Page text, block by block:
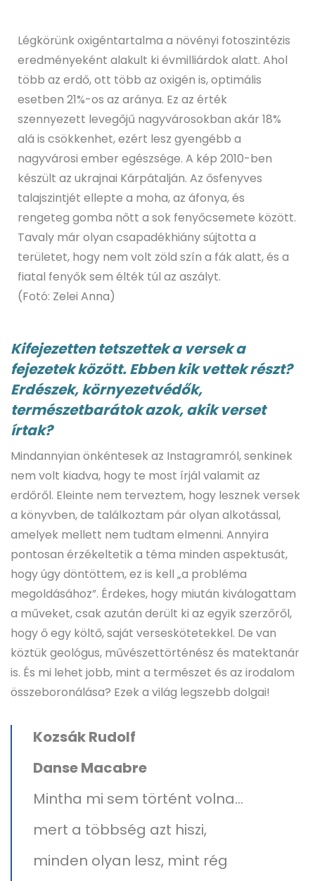
Légkörünk oxigéntartalma a növényi fotoszintézis
eredményeként alakult ki évmilliárdok alatt. Ahol
több az erdő, ott több az oxigén is, optimális
esetben 21%-os az aránya. Ez az érték
szennyezett levegőjű nagyvárosokban akár 18%
alá is csökkenhet, ezért lesz gyengébb a
nagyvárosi ember egészsége. A kép 2010-ben
készült az ukrajnai Kárpátalján. Az ősfenyves
talajszintjét ellepte a moha, az áfonya, és
rengeteg gomba nőtt a sok fenyőcsemete között.
Tavaly már olyan csapadékhiány sújtotta a
területet, hogy nem volt zöld szín a fák alatt, és a
fiatal fenyők sem élték túl az aszályt.
(Fotó: Zelei Anna)
Kifejezetten tetszettek a versek a
fejezetek között. Ebben kik vettek részt?
Erdészek, környezetvédők,
természetbarátok azok, akik verset
írtak?
Mindannyian önkéntesek az Instagramról, senkinek
nem volt kiadva, hogy te most írjál valamit az
erdőről. Eleinte nem terveztem, hogy lesznek versek
a könyvben, de találkoztam pár olyan alkotással,
amelyek mellett nem tudtam elmenni. Annyira
pontosan érzékeltetik a téma minden aspektusát,
hogy úgy döntöttem, ez is kell „a probléma
megoldásához”. Érdekes, hogy miután kiválogattam
a műveket, csak azután derült ki az egyik szerzőről,
hogy ő egy költő, saját verseskötetekkel. De van
köztük geológus, művészettörténész és matektanár
is. És mi lehet jobb, mint a természet és az irodalom
összeboronálása? Ezek a világ legszebb dolgai!
Kozsák Rudolf
Danse Macabre
Mintha mi sem történt volna…
mert a többség azt hiszi,
minden olyan lesz, mint rég